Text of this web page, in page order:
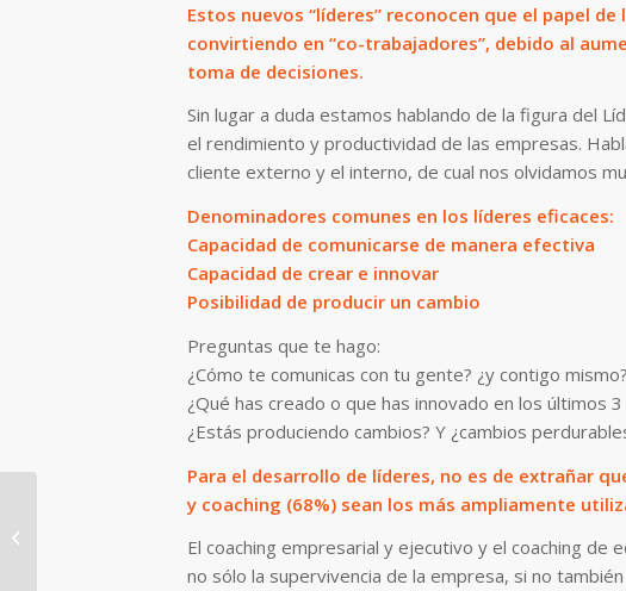
Estos nuevos “líderes” reconocen que el papel
convirtiendo en “co-trabajadores”, debido al
toma de decisiones.
Sin lugar a duda estamos hablando de la figura del
el rendimiento y productividad de las empresas.
cliente externo y el interno, de cual nos olvidamos
Denominadores comunes en los líderes eficaces:
Capacidad de comunicarse de manera efectiva
Capacidad de crear e innovar
Posibilidad de producir un cambio
Preguntas que te hago:
¿Cómo te comunicas con tu gente? ¿y contigo mismo?
¿Qué has creado o que has innovado en los últimos
¿Estás produciendo cambios? Y ¿cambios
Para el desarrollo de líderes, no es de extrañar
y coaching (68%) sean los más ampliamente
El coaching empresarial y ejecutivo y el coaching de
no sólo la supervivencia de la empresa, si no